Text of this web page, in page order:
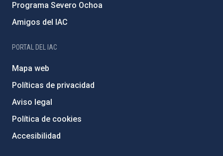
Programa Severo Ochoa
Amigos del IAC
PORTAL DEL IAC
Mapa web
Políticas de privacidad
Aviso legal
Política de cookies
Accesibilidad